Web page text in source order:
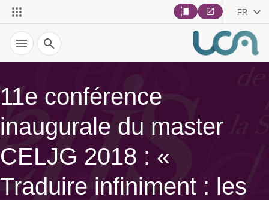
FR
Recherche
11e conférence
inaugurale du master
CELJG 2018 : «
Traduire infiniment : les